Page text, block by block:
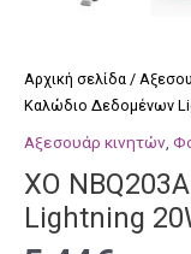
Αρχική σελίδα /
Καλώδιο Δεδομένων
Αξεσουάρ κινητών
XO
Lightning